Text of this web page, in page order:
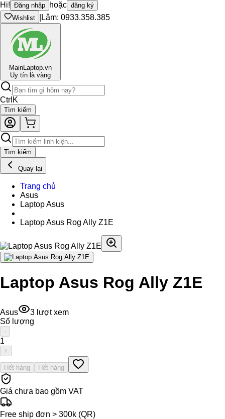
Hi! Đăng nhập hoặc đăng ký
Wishlist
Lâm: 0933.358.385
MainLaptop.vn
Uy tín là vàng
Ctrl K
Tìm kiếm
Tìm kiếm
Quay lại
Trang chủ
Asus
Laptop Asus
Laptop Asus Rog Ally Z1E
Laptop Asus Rog Ally Z1E
Asus 3 lượt xem
Số lượng
-
1
+
Hết hàng Hết hàng
Giá chưa bao gồm VAT
Free ship đơn > 300k (QR)